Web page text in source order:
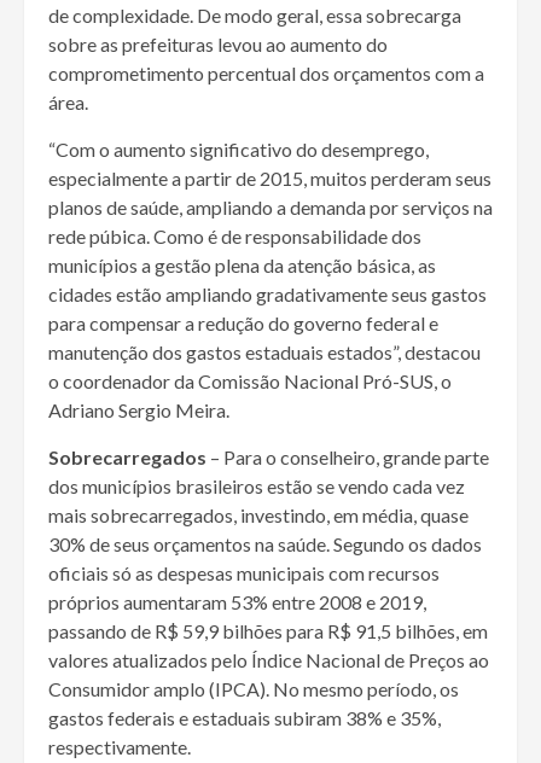
de complexidade. De modo geral, essa sobrecarga
sobre as prefeituras levou ao aumento do
comprometimento percentual dos orçamentos com a
área.
“Com o aumento significativo do desemprego,
especialmente a partir de 2015, muitos perderam seus
planos de saúde, ampliando a demanda por serviços na
rede púbica. Como é de responsabilidade dos
municípios a gestão plena da atenção básica, as
cidades estão ampliando gradativamente seus gastos
para compensar a redução do governo federal e
manutenção dos gastos estaduais estados”, destacou
o coordenador da Comissão Nacional Pró-SUS, o
Adriano Sergio Meira.
Sobrecarregados – Para o conselheiro, grande parte
dos municípios brasileiros estão se vendo cada vez
mais sobrecarregados, investindo, em média, quase
30% de seus orçamentos na saúde. Segundo os dados
oficiais só as despesas municipais com recursos
próprios aumentaram 53% entre 2008 e 2019,
passando de R$ 59,9 bilhões para R$ 91,5 bilhões, em
valores atualizados pelo Índice Nacional de Preços ao
Consumidor amplo (IPCA). No mesmo período, os
gastos federais e estaduais subiram 38% e 35%,
respectivamente.